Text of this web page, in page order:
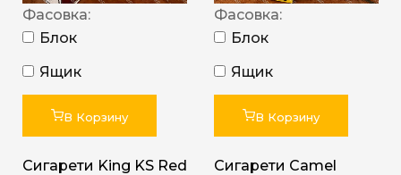
Фасовка:
Блок
Ящик
В Корзину
Сигарети King KS Red
Фасовка:
Блок
Ящик
В Корзину
Сигарети Camel